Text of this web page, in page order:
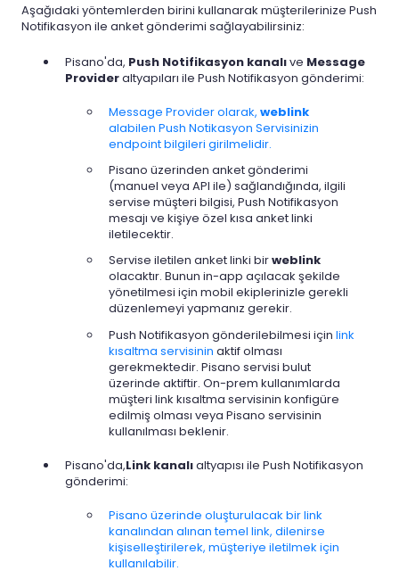
Aşağıdaki yöntemlerden birini kullanarak müşterilerinize Push
Notifikasyon ile anket gönderimi sağlayabilirsiniz:
Pisano'da, Push Notifikasyon kanalıve Message
Provideraltyapıları ile Push Notifikasyon gönderimi:
Message Provider olarak, weblink
alabilen Push Notikasyon Servisinizin
endpoint bilgileri girilmelidir.
Pisano üzerinden anket gönderimi
(manuel veya API ile) sağlandığında, ilgili
servise müşteri bilgisi, Push Notifikasyon
mesajı ve kişiye özel kısa anket linki
iletilecektir.
Servise iletilen anket linki birweblink
olacaktır. Bunun in-app açılacak şekilde
yönetilmesi için mobil ekiplerinizle gerekli
düzenlemeyi yapmanız gerekir.
Push Notifikasyon gönderilebilmesi için link
kısaltma servisinin aktif olması
gerekmektedir. Pisano servisi bulut
üzerinde aktiftir. On-prem kullanımlarda
müşteri link kısaltma servisinin konfigüre
edilmiş olması veya Pisano servisinin
kullanılması beklenir.
Pisano'da,Link kanalıaltyapısı ile Push Notifikasyon
gönderimi:
Pisano üzerinde oluşturulacak bir link
kanalından alınan temel link, dilenirse
kişiselleştirilerek, müşteriye iletilmek için
kullanılabilir.